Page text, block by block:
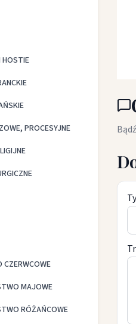
HOSTIE
PROCESYJNE
MAJOWE
RÓŻAŃCOWE